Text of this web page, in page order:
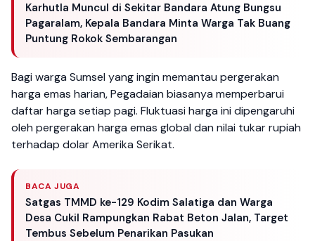
Karhutla Muncul di Sekitar Bandara Atung Bungsu
Pagaralam, Kepala Bandara Minta Warga Tak Buang
Puntung Rokok Sembarangan
Bagi warga Sumsel yang ingin memantau pergerakan
harga emas harian, Pegadaian biasanya memperbarui
daftar harga setiap pagi. Fluktuasi harga ini dipengaruhi
oleh pergerakan harga emas global dan nilai tukar rupiah
terhadap dolar Amerika Serikat.
BACA JUGA
Satgas TMMD ke-129 Kodim Salatiga dan Warga
Desa Cukil Rampungkan Rabat Beton Jalan, Target
Tembus Sebelum Penarikan Pasukan